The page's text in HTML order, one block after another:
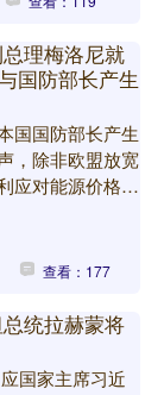
理梅洛尼就
国防部长产生
国国防部长产生
，除非欧盟放宽
应对能源价格飞
拒绝接受总额
....
查看：177
统拉赫蒙将
国家主席习近